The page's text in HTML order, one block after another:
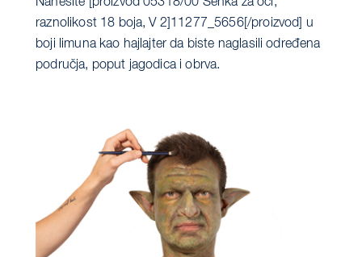
raznolikost 18 boja, V 2]11277_5656[/proizvod] u
boji limuna kao hajlajter da biste naglasili određena
područja, poput jagodica i obrva.